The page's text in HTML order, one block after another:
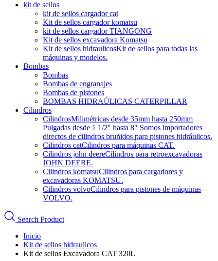
kit de sellos
kit de sellos cargador cat
Kit de sellos cargador komatsu
kit de sellos cargador TIANGONG
Kit de sellos excavadora Komatsu
Kit de sellos hidraulicosKit de sellos para todas las
máquinas y modelos.
Bombas
Bombas
Bombas de engranajes
Bombas de pistones
BOMBAS HIDRAÚLICAS CATERPILLAR
Cilindros
CilindrosMilimétricas desde 35mm hasta 250mm
Pulgadas desde 1 1/2″ hasta 8″ Somos importadores
directos de cilindros bruñidos para pistones hidráulicos.
Cilindros catCilindros para máquinas CAT.
Cilindros john deereCilindros para retroexcavadoras
JOHN DEERE.
Cilindros komatsuCilindros para cargadores y
excavadoras KOMATSU.
Cilindros volvoCilindros para pistones de máquinas
VOLVO.
Search Product
Inicio
Kit de sellos hidraulicos
Kit de sellos Excavadora CAT 320L